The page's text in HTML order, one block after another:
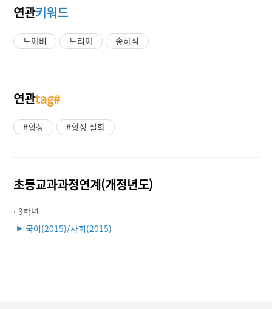
연관키워드
도깨비 도리깨 송하석
연관tag#
#횡성 #횡성 설화
초등교과과정연계(개정년도)
· 3학년
▶ 국어(2015)/사회(2015)